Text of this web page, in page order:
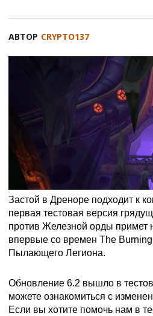
АВТОР CRYPTO137
Застой в Дреноре подходит к
первая тестовая версия
против Железной орды примет
впервые со времен The
Пылающего Легиона.
Обновление 6.2 вышло в
можете ознакомиться с
Если вы хотите помочь нам в